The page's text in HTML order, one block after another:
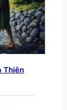
Thiên